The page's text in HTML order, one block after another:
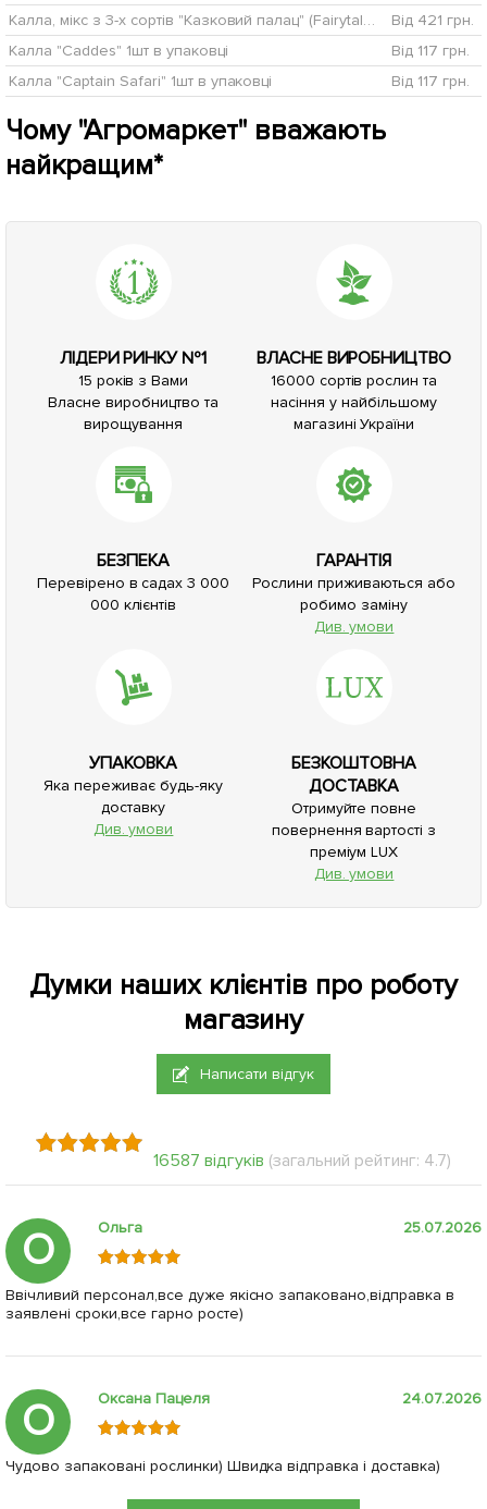
Калла, мікс з 3-х сортів "Казковий палац" (Fairytale palace) 3шт в комплекті
Від 421 грн.
Калла "Caddes" 1шт в упаковці
Від 117 грн.
Калла "Captain Safari" 1шт в упаковці
Від 117 грн.
Чому "Агромаркет" вважають
найкращим*
ЛІДЕРИ РИНКУ №1
15 років з Вами
Власне виробництво та
вирощування
ВЛАСНЕ ВИРОБНИЦТВО
16000 сортів рослин та
насіння у найбільшому
магазині України
БЕЗПЕКА
Перевірено в садах 3 000
000 клієнтів
ГАРАНТІЯ
Рослини приживаються або
робимо заміну
Див. умови
УПАКОВКА
Яка переживає будь-яку
доставку
Див. умови
БЕЗКОШТОВНА
ДОСТАВКА
Отримуйте повне
повернення вартості з
преміум LUX
Див. умови
Думки наших клієнтів про роботу
магазину
Написати відгук
16587 відгуків (загальний рейтинг: 4.7)
О Ольга 25.07.2026
Ввічливий персонал,все дуже якісно запаковано,відправка в
заявлені сроки,все гарно росте)
О Оксана Пацеля 24.07.2026
Чудово запаковані рослинки) Швидка відправка і доставка)